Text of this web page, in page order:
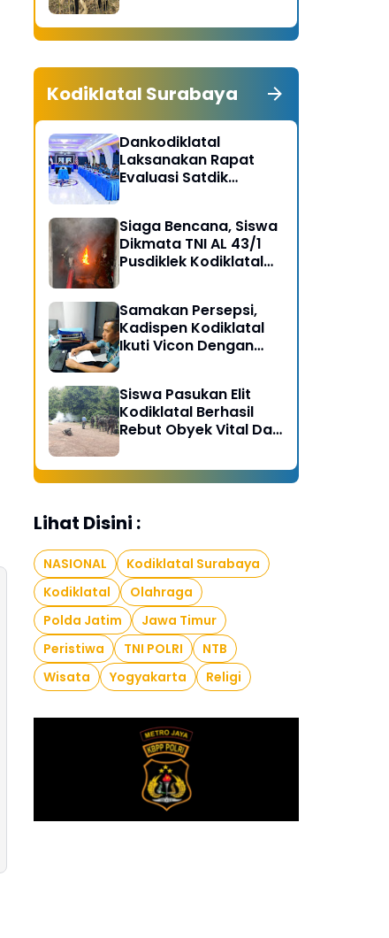
Dukung Swasembada
Pangan 2026
Kodiklatal Surabaya
Dankodiklatal
Laksanakan Rapat
Evaluasi Satdik
Siaga Bencana, Siswa
Dikmata TNI AL 43/1
Pusdiklek Kodiklatal
Kobocoran
Samakan Persepsi,
Kadispen Kodiklatal
Ikuti Vicon Dengan
Siswa Pasukan Elit
Kodiklatal Berhasil
Rebut Obyek Vital Dari
Lihat Disini :
NASIONAL
Kodiklatal Surabaya
Kodiklatal
Olahraga
Polda Jatim
Jawa Timur
Peristiwa
TNI POLRI
NTB
Wisata
Yogyakarta Religi